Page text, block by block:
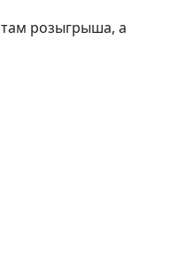
розыгрыша, а